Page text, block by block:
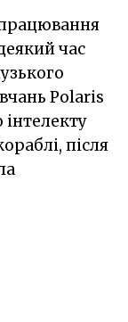
час
Polaris
після